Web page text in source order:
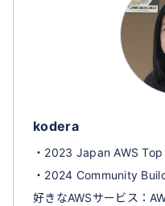
kodera
・2023 Japan AWS
・2024 Community
好きなAWSサービス：